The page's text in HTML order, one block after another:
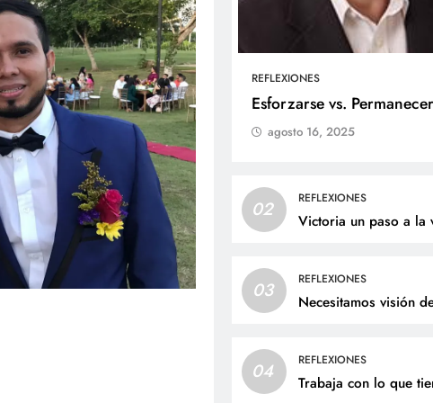
REFLEXIONES
Esforzarse vs. Permanecer
agosto 16, 2025
02 REFLEXIONES
Victoria un paso a la
03 REFLEXIONES
Necesitamos visión
04 REFLEXIONES
Trabaja con lo que
SOCIALES
Jaime Andrés Bejarano Castillo
recibirá el sacramento del
bautismo este domingo
junio 27, 2026
SOCIALES
Con amor y alegría
junio 27, 2026